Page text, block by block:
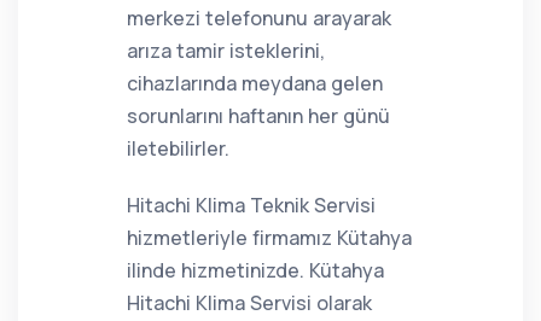
merkezi telefonunu arayarak
arıza tamir isteklerini,
cihazlarında meydana gelen
sorunlarını haftanın her günü
iletebilirler.
Hitachi Klima Teknik Servisi
hizmetleriyle firmamız Kütahya
ilinde hizmetinizde. Kütahya
Hitachi Klima Servisi olarak